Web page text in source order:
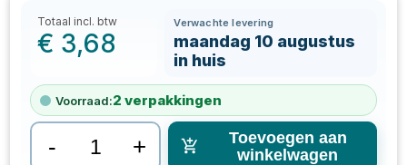
Totaal incl. btw
€ 3,68
Verwachte levering
maandag 10 augustus
in huis
Voorraad:2 verpakkingen
- +
Toevoegen aan
winkelwagen